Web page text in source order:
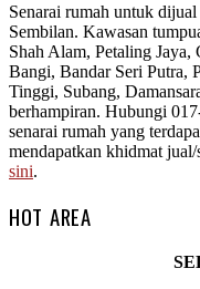
Senarai rumah untuk
Sembilan. Kawasan
Shah Alam, Petaling
Bangi, Bandar Seri Putra,
Tinggi, Subang,
berhampiran. Hubungi
senarai rumah yang
mendapatkan khidmat
sini.
HOT AREA